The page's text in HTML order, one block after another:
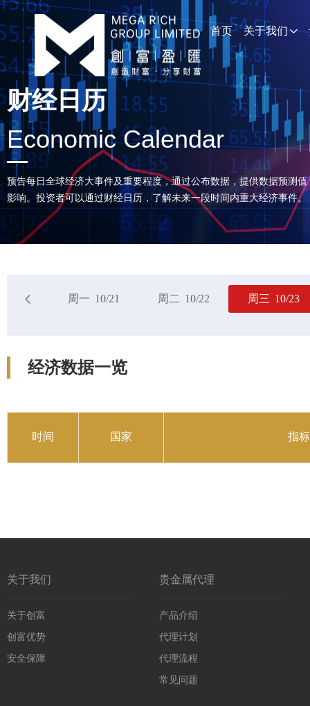
首页 关于我们
财经日历
Economic Calendar
预告每日全球经济大事件及重要程度，通过公布数据，提供数据预测
影响。投资者可以通过财经日历，了解未来一段时间内重大经济事件。
周一 10/21 周二 10/22 周三 10/23
经济数据一览
时间 国家 指
关于我们
关于创富
创富优势
安全保障
贵金属代理
产品介绍
代理计划
代理流程
常见问题